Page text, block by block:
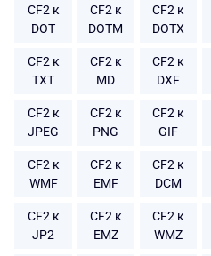
CF2 к
DOT
CF2 к
DOTM
CF2 к
DOTX
CF2 к
TXT
CF2 к
MD
CF2 к
DXF
CF2 к
JPEG
CF2 к
PNG
CF2 к
GIF
CF2 к
WMF
CF2 к
EMF
CF2 к
DCM
CF2 к
JP2
CF2 к
EMZ
CF2 к
WMZ